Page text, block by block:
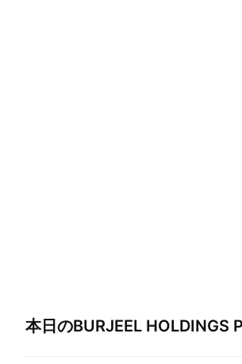
本日のBURJEEL HOLDINGS